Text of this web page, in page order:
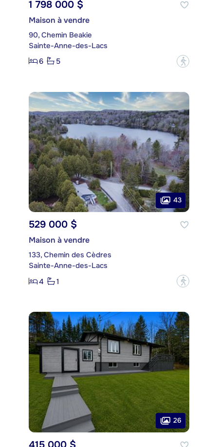
1 798 000 $
Maison à vendre
90, Chemin Beakie
Sainte-Anne-des-Lacs
6
5 ?
43
529 000 $
Maison à vendre
133, Chemin des Cèdres
Sainte-Anne-des-Lacs
4
1 ?
26